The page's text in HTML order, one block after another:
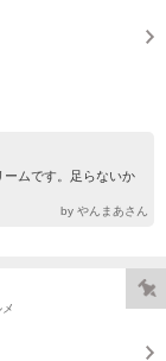
ームです。足らないか
by やんまあさん